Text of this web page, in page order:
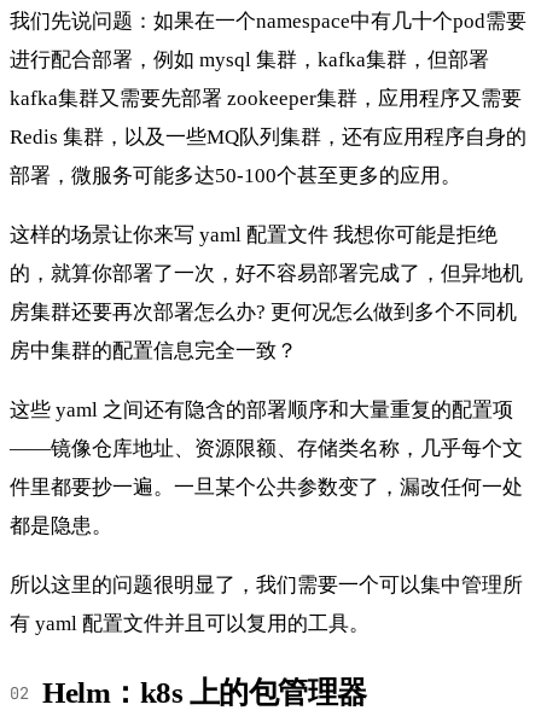
我们先说问题：如果在一个namespace中有几十个pod需要
进行配合部署，例如 mysql 集群，kafka集群，但部署
kafka集群又需要先部署 zookeeper集群，应用程序又需要
Redis 集群，以及一些MQ队列集群，还有应用程序自身的
部署，微服务可能多达50-100个甚至更多的应用。
这样的场景让你来写 yaml 配置文件 我想你可能是拒绝
的，就算你部署了一次，好不容易部署完成了，但异地机
房集群还要再次部署怎么办? 更何况怎么做到多个不同机
房中集群的配置信息完全一致？
这些 yaml 之间还有隐含的部署顺序和大量重复的配置项
——镜像仓库地址、资源限额、存储类名称，几乎每个文
件里都要抄一遍。一旦某个公共参数变了，漏改任何一处
都是隐患。
所以这里的问题很明显了，我们需要一个可以集中管理所
有 yaml 配置文件并且可以复用的工具。
Helm：k8s 上的包管理器